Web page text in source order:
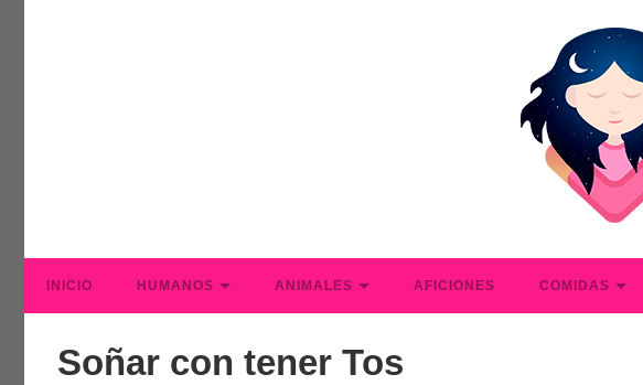
INICIO HUMANOS ANIMALES AFICIONES COMIDAS
Soñar con tener Tos